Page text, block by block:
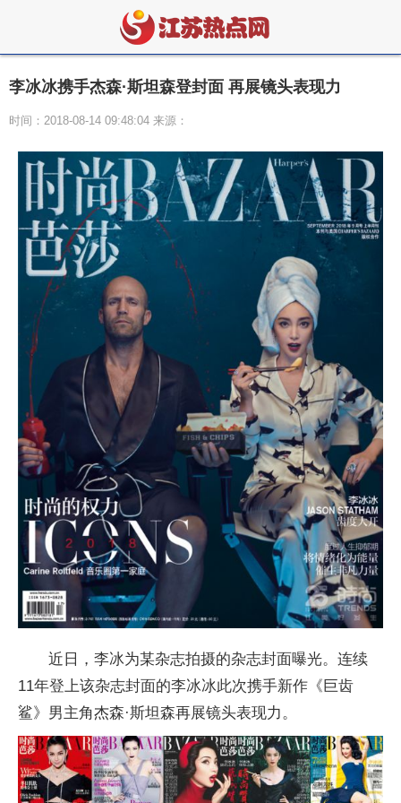
李冰冰携手杰森·斯坦森登封面 再展镜头表现力
时间：2018-08-14 09:48:04 来源：
近日，李冰为某杂志拍摄的杂志封面曝光。连续
11年登上该杂志封面的李冰冰此次携手新作《巨齿
鲨》男主角杰森·斯坦森再展镜头表现力。